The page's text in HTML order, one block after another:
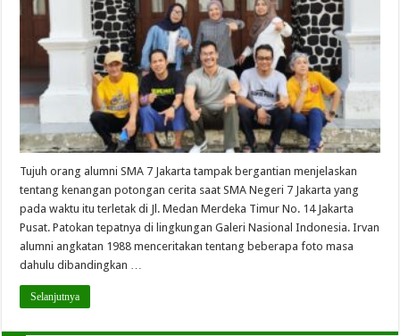
Tujuh orang alumni SMA 7 Jakarta tampak bergantian menjelaskan
tentang kenangan potongan cerita saat SMA Negeri 7 Jakarta yang
pada waktu itu terletak di Jl. Medan Merdeka Timur No. 14 Jakarta
Pusat. Patokan tepatnya di lingkungan Galeri Nasional Indonesia. Irvan
alumni angkatan 1988 menceritakan tentang beberapa foto masa
dahulu dibandingkan …
Selanjutnya